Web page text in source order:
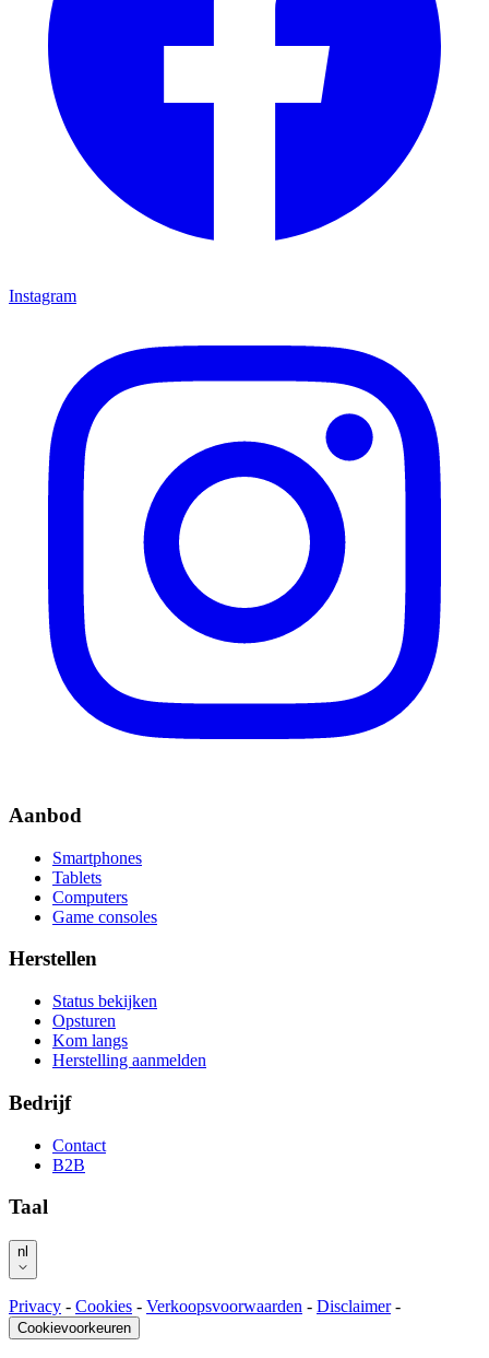
Instagram
Aanbod
Smartphones
Tablets
Computers
Game consoles
Herstellen
Status bekijken
Opsturen
Kom langs
Herstelling aanmelden
Bedrijf
Contact
B2B
Taal
nl
Privacy - Cookies - Verkoopsvoorwaarden - Disclaimer -
Cookievoorkeuren